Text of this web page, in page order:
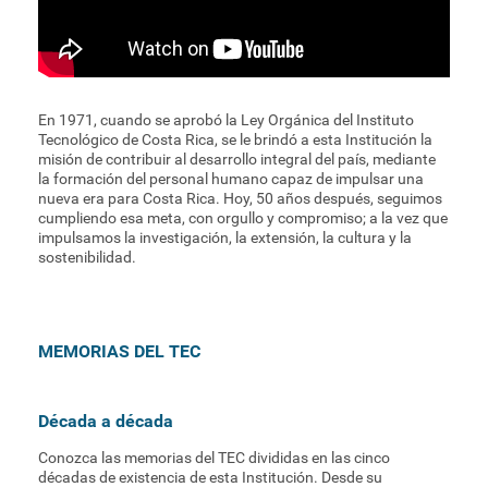
En 1971, cuando se aprobó la Ley Orgánica del Instituto
Tecnológico de Costa Rica, se le brindó a esta Institución la
misión de contribuir al desarrollo integral del país, mediante
la formación del personal humano capaz de impulsar una
nueva era para Costa Rica. Hoy, 50 años después, seguimos
cumpliendo esa meta, con orgullo y compromiso; a la vez que
impulsamos la investigación, la extensión, la cultura y la
sostenibilidad.
MEMORIAS DEL TEC
Década a década
Conozca las memorias del TEC divididas en las cinco
décadas de existencia de esta Institución. Desde su